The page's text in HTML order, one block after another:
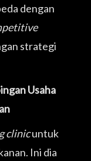
dengan
strategi
Usaha
clinicuntuk
Ini dia